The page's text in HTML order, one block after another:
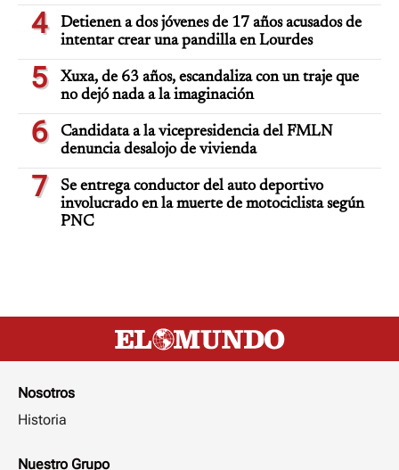
4
Detienen a dos jóvenes de 17 años acusados de
intentar crear una pandilla en Lourdes
5
Xuxa, de 63 años, escandaliza con un traje que
no dejó nada a la imaginación
6
Candidata a la vicepresidencia del FMLN
denuncia desalojo de vivienda
7
Se entrega conductor del auto deportivo
involucrado en la muerte de motociclista según
PNC
Nosotros
Historia
Nuestro Grupo